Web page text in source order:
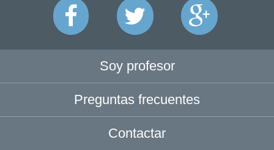
Soy profesor
Preguntas frecuentes
Contactar